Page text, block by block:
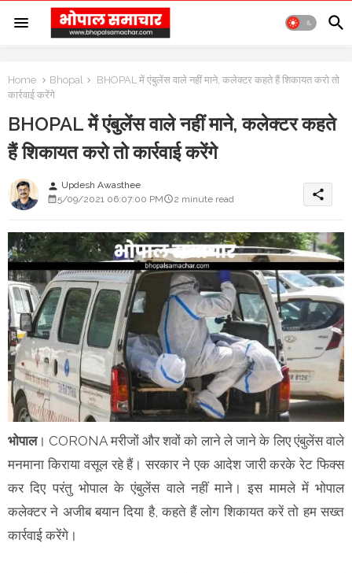
Home Bhopal
BHOPAL में एंबुलेंस वाले नहीं माने, कलेक्टर कहते हैं शिकायत करो तो
कार्रवाई करेंगे
BHOPAL में एंबुलेंस वाले नहीं माने, कलेक्टर कहते
हैं शिकायत करो तो कार्रवाई करेंगे
person Updesh Awasthee
5/09/2021 06:07:00 PM
2 minute read share
भोपाल। CORONA मरीजों और शवों को लाने ले जाने के लिए एंबुलेंस वाले
मनमाना किराया वसूल रहे हैं। सरकार ने एक आदेश जारी करके रेट फिक्स
कर दिए परंतु भोपाल के एंबुलेंस वाले नहीं माने। इस मामले में भोपाल
कलेक्टर ने अजीब बयान दिया है, कहते हैं लोग शिकायत करें तो हम सख्त
कार्रवाई करेंगे।